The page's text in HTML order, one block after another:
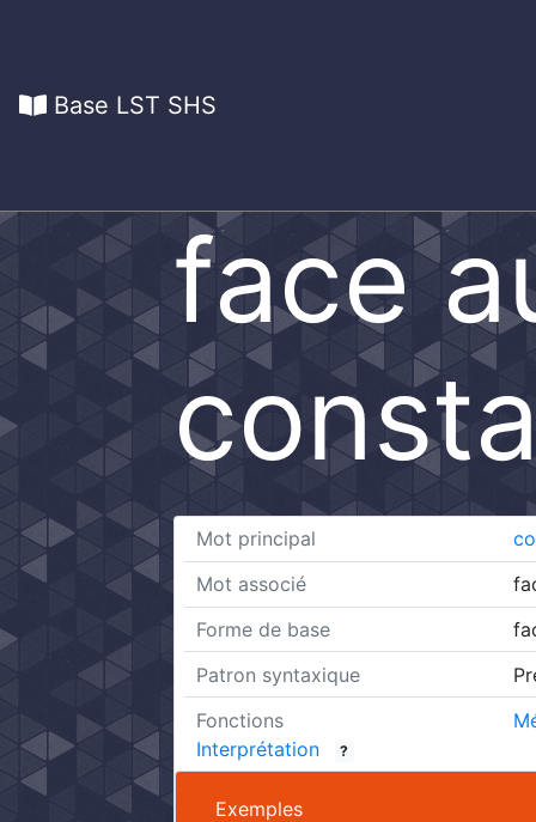
Base LST SHS
face
Mot principal
Mot associé
Forme de base
Patron syntaxique
Fonctions
Interprétation
?
Exemples